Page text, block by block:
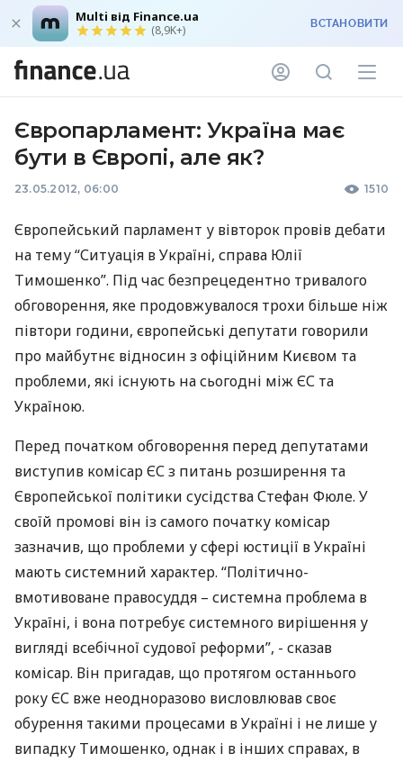
Multi від Finance.ua
(8,9K+) ВСТАНОВИТИ
Європарламент: Україна має
бути в Європі, але як?
23.05.2012, 06:00 1510
Європейський парламент у вівторок провів дебати
на тему “Ситуація в Україні, справа Юлії
Тимошенко”. Під час безпрецедентно тривалого
обговорення, яке продовжувалося трохи більше ніж
півтори години, європейські депутати говорили
про майбутнє відносин з офіційним Києвом та
проблеми, які існують на сьогодні між ЄС та
Україною.
Перед початком обговорення перед депутатами
виступив комісар ЄС з питань розширення та
Європейської політики сусідства Стефан Фюле. У
своїй промові він із самого початку комісар
зазначив, що проблеми у сфері юстиції в Україні
мають системний характер. “Політично-
вмотивоване правосуддя – системна проблема в
Україні, і вона потребує системного вирішення у
вигляді всебічної судової реформи”, - сказав
комісар. Він пригадав, що протягом останнього
року ЄС вже неодноразово висловлював своє
обурення такими процесами в Україні і не лише у
випадку Тимошенко, однак і в інших справах, в